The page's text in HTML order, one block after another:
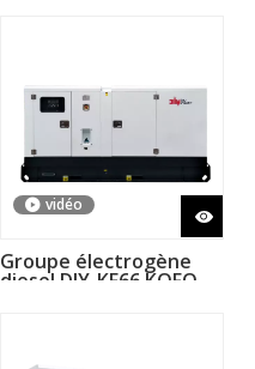
vidéo
Groupe électrogène
diesel DIY-KF66 KOFO